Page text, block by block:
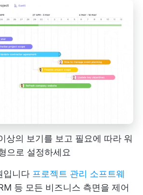
상의 보기를 보고 필요에 따라 워
으로 설정하세요
입니다 프로젝트 관리 소프트웨
등 모든 비즈니스 측면을 제어